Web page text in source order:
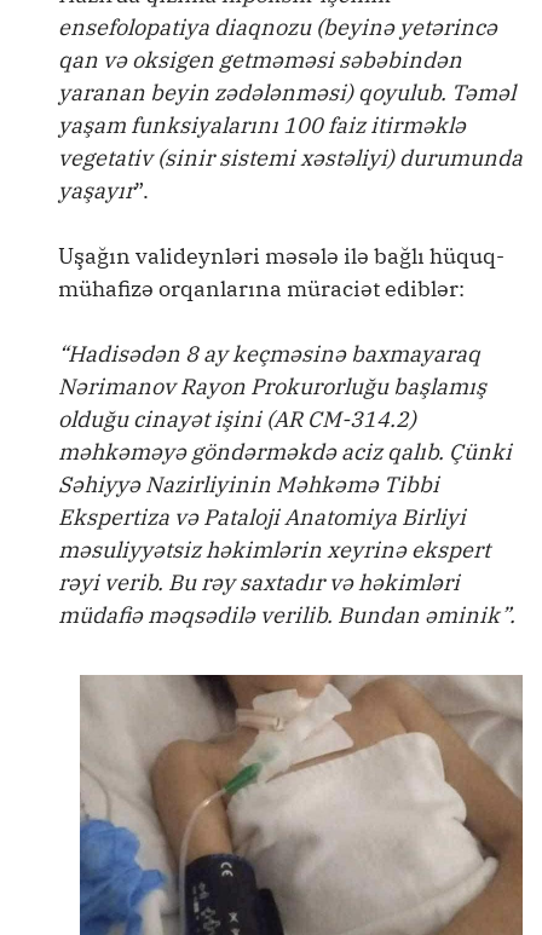
ensefolopatiya diaqnozu (beyinə yetərincə
qan və oksigen getməməsi səbəbindən
yaranan beyin zədələnməsi) qoyulub. Təməl
yaşam funksiyalarını 100 faiz itirməklə
vegetativ (sinir sistemi xəstəliyi) durumunda
yaşayır”.
Uşağın valideynləri məsələ ilə bağlı hüquq-
mühafizə orqanlarına müraciət ediblər:
“Hadisədən 8 ay keçməsinə baxmayaraq
Nərimanov Rayon Prokurorluğu başlamış
olduğu cinayət işini (AR CM-314.2)
məhkəməyə göndərməkdə aciz qalıb. Çünki
Səhiyyə Nazirliyinin Məhkəmə Tibbi
Ekspertiza və Pataloji Anatomiya Birliyi
məsuliyyətsiz həkimlərin xeyrinə ekspert
rəyi verib. Bu rəy saxtadır və həkimləri
müdafiə məqsədilə verilib. Bundan əminik”.